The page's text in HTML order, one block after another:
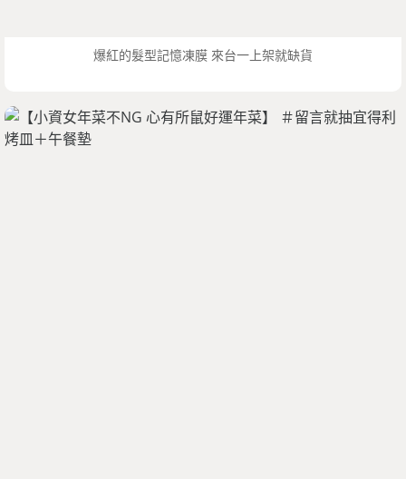
爆紅的髮型記憶凍膜 來台一上架就缺貨